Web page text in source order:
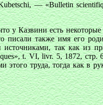
— «Bulletin
Казвини есть некоторые
также имя его
так как из
t. VI, livr. 5, 1872,
труда, тогда как в